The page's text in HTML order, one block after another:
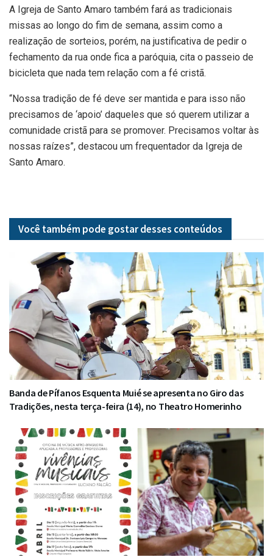
A Igreja de Santo Amaro também fará as tradicionais
missas ao longo do fim de semana, assim como a
realização de sorteios, porém, na justificativa de pedir o
fechamento da rua onde fica a paróquia, cita o passeio de
bicicleta que nada tem relação com a fé cristã.
“Nossa tradição de fé deve ser mantida e para isso não
precisamos de ‘apoio’ daqueles que só querem utilizar a
comunidade cristã para se promover. Precisamos voltar às
nossas raízes”, destacou um frequentador da Igreja de
Santo Amaro.
Você também pode gostar desses conteúdos
Banda de Pífanos Esquenta Muié se apresenta no Giro das
Tradições, nesta terça-feira (14), no Theatro Homerinho